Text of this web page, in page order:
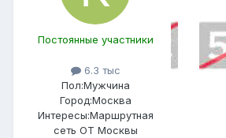
Постоянные участники
6.3 тыс
Пол:Мужчина
Город:Москва
Интересы:Маршрутная
сеть ОТ Москвы